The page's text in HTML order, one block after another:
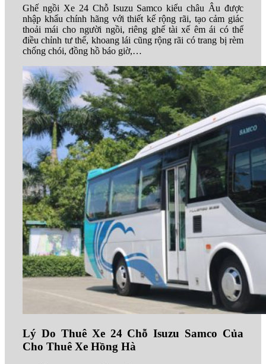
Ghế ngồi Xe 24 Chỗ Isuzu Samco kiểu châu Âu được
nhập khẩu chính hãng với thiết kế rộng rãi, tạo cảm giác
thoải mái cho người ngồi, riêng ghế tài xế êm ái có thể
điều chỉnh tư thế, khoang lái cũng rộng rãi có trang bị rèm
chống chói, đồng hồ báo giờ,…
Lý Do Thuê Xe 24 Chỗ Isuzu Samco Của
Cho Thuê Xe Hồng Hà